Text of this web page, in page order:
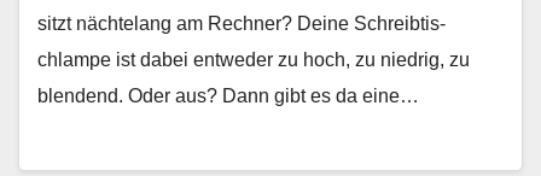
sitzt nächte­lang am Rech­n­er? Deine Schreibtis­
chlampe ist dabei entwed­er zu hoch, zu niedrig, zu
blendend. Oder aus? Dann gibt es da eine…